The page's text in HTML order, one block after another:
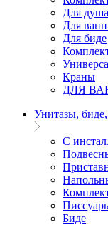
Для душа
Для
Для биде
Краны
ДЛЯ
Унитазы,
С
Биде